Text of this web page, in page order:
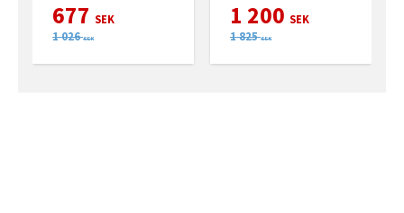
677 SEK
1 026 SEK
1 200 SEK
1 825 SEK